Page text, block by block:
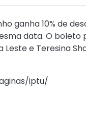
ganha 10% de
data. O
e Teresina
iptu/